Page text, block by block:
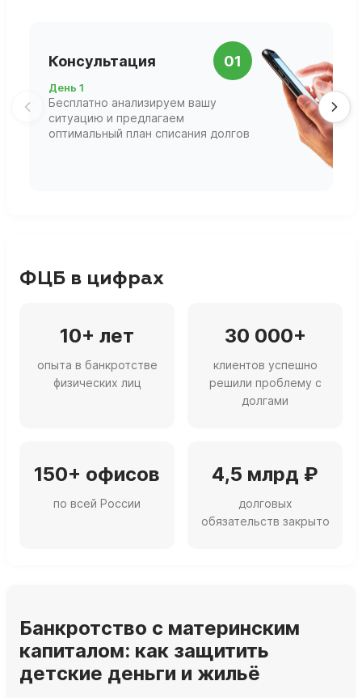
Консультация 01
День 1
Бесплатно анализируем вашу
ситуацию и предлагаем
оптимальный план списания долгов
ФЦБ в цифрах
10+ лет
опыта в банкротстве
физических лиц
30 000+
клиентов успешно
решили проблему с
долгами
150+ офисов
по всей России
4,5 млрд ₽
долговых
обязательств закрыто
Банкротство с материнским
капиталом: как защитить
детские деньги и жильё